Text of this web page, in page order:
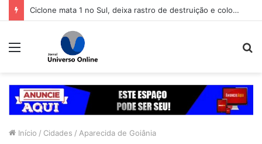
Ciclone mata 1 no Sul, deixa rastro de destruição e coloca 11 estados em alerta
Menu
Início / Cidades / Aparecida de Goiânia